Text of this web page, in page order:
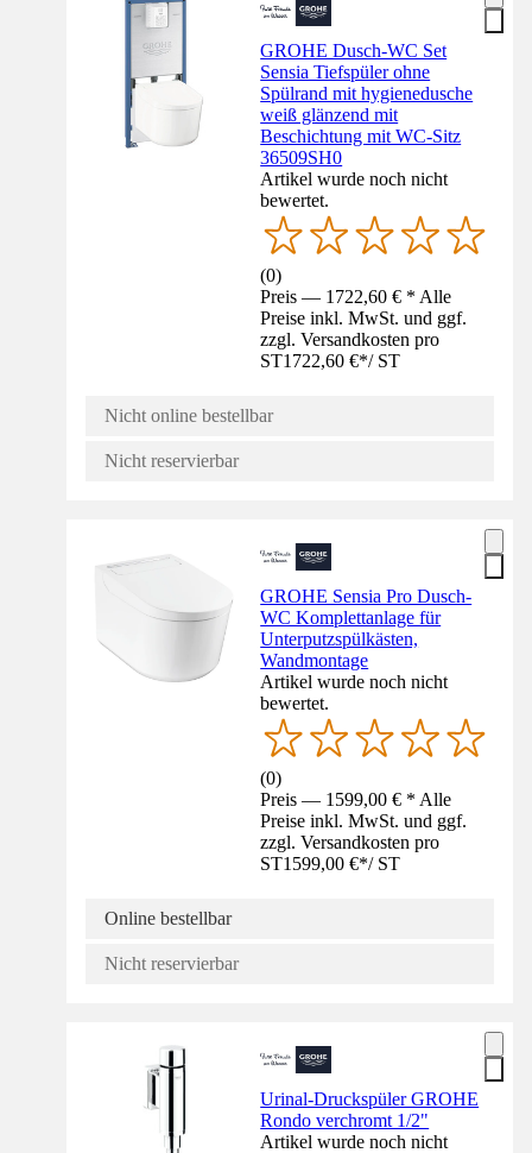
GROHE Dusch-WC Set
Sensia Tiefspüler ohne
Spülrand mit hygienedusche
weiß glänzend mit
Beschichtung mit WC-Sitz
36509SH0
Artikel wurde noch nicht
bewertet.
(0)
Preis — 1722,60 € * Alle
Preise inkl. MwSt. und ggf.
zzgl. Versandkosten pro
ST1722,60 €*/ ST
Nicht online bestellbar
Nicht reservierbar
GROHE Sensia Pro Dusch-
WC Komplettanlage für
Unterputzspülkästen,
Wandmontage
Artikel wurde noch nicht
bewertet.
(0)
Preis — 1599,00 € * Alle
Preise inkl. MwSt. und ggf.
zzgl. Versandkosten pro
ST1599,00 €*/ ST
Online bestellbar
Nicht reservierbar
Urinal-Druckspüler GROHE
Rondo verchromt 1/2"
Artikel wurde noch nicht